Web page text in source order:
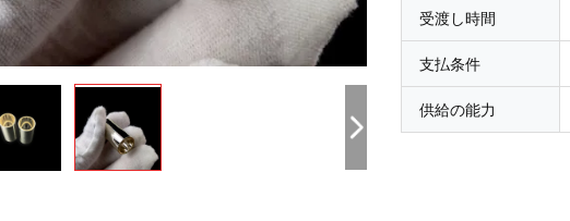
受渡し時間
支払条件
供給の能力